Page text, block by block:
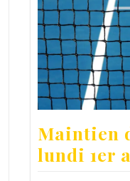
Maintien
lundi 1er